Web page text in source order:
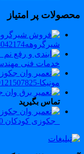
پر امتیاز
شیرگروهه88042174_تعمیر شیرگروهه
خدمات فنی مهندسی
مونیکا-09121507825
تماس بگیرید
_جکوزی کودکان 22420460